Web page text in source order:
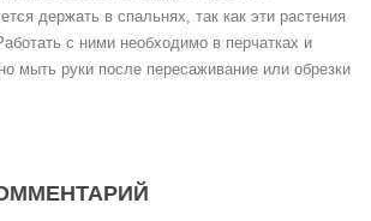
держать в спальнях, так как эти растения
с ними необходимо в перчатках и
мыть руки после пересаживание или обрезки